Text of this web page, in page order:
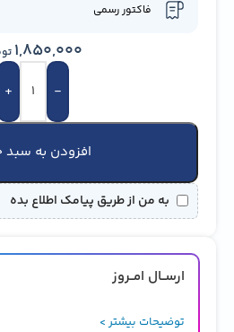
فاکتور رسمی
1,850,000
-
+
افزودن به سبد
به من از طریق پیامک اطلاع بده
ارســال امــروز
توضیحات بیشتر >